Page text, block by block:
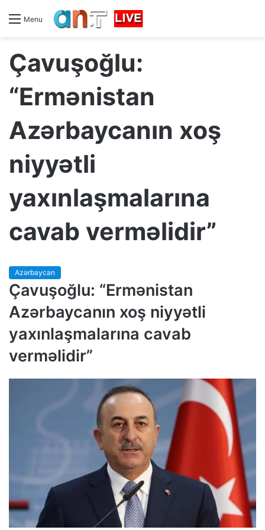
Menu
Çavuşoğlu:
“Ermənistan
Azərbaycanın xoş
niyyətli
yaxınlaşmalarına
cavab verməlidir”
Azərbaycan
Çavuşoğlu: “Ermənistan
Azərbaycanın xoş niyyətli
yaxınlaşmalarına cavab
verməlidir”